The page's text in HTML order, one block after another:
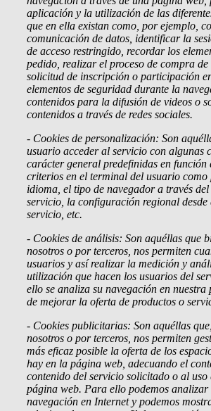
aplicación y la utilización de las
que en ella existan como, por ejemplo,
comunicación de datos, identificar la
de acceso restringido, recordar los
pedido, realizar el proceso de compra
solicitud de inscripción o participación
elementos de seguridad durante la
contenidos para la difusión de videos o
contenidos a través de redes sociales.
- Cookies de personalización: Son
usuario acceder al servicio con algunas
carácter general predefinidas en función
criterios en el terminal del usuario
idioma, el tipo de navegador a través
servicio, la configuración regional desde
servicio, etc.
- Cookies de análisis: Son aquéllas que
nosotros o por terceros, nos permiten
usuarios y así realizar la medición y
utilización que hacen los usuarios del
ello se analiza su navegación en
de mejorar la oferta de productos o
- Cookies publicitarias: Son aquéllas
nosotros o por terceros, nos permiten
más eficaz posible la oferta de los
hay en la página web, adecuando el
contenido del servicio solicitado o al uso
página web. Para ello podemos analizar
navegación en Internet y podemos